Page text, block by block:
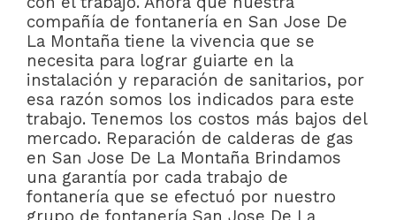
compañía de fontanería en San Jose De
La Montaña tiene la vivencia que se
necesita para lograr guiarte en la
instalación y reparación de sanitarios, por
esa razón somos los indicados para este
trabajo. Tenemos los costos más bajos del
mercado. Reparación de calderas de gas
en San Jose De La Montaña Brindamos
una garantía por cada trabajo de
fontanería que se efectuó por nuestro